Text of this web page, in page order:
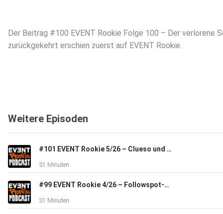
Der Beitrag #100 EVENT Rookie Folge 100 – Der verlorene
zurückgekehrt erschien zuerst auf EVENT Rookie.
Weitere Episoden
#101 EVENT Rookie 5/26 – Clueso und die Sprachverständlichkeit, IP-Rating ist mehr als Wasserschutz
31 Minuten
#99 EVENT Rookie 4/26 – Followspot-Systeme, Playback auf Konzerten, ColoRADO PXL Curve 1
31 Minuten